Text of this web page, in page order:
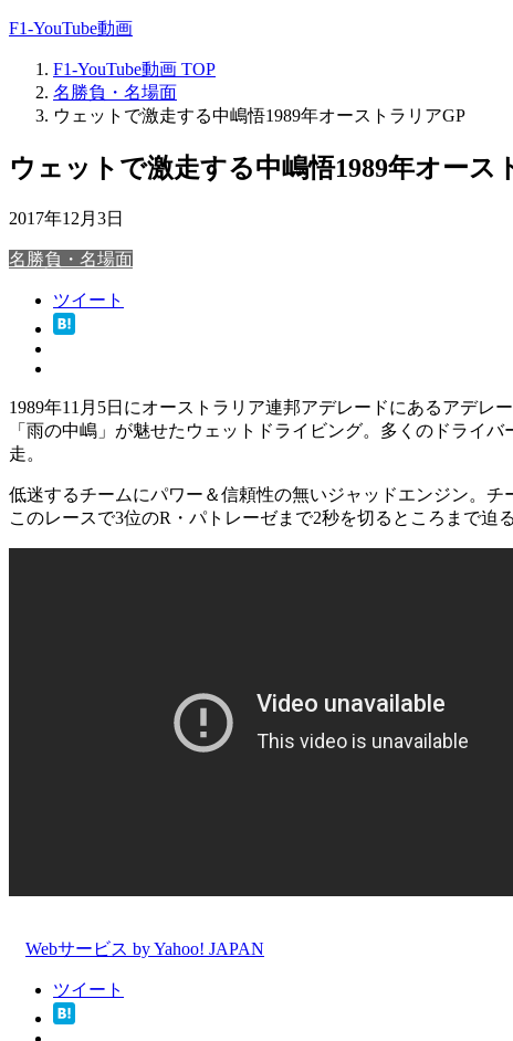
F1-YouTube動画
F1-YouTube動画 TOP
名勝負・名場面
ウェットで激走する中嶋悟1989年オーストラリアGP
ウェットで激走する中嶋悟1989年オース
2017年12月3日
名勝負・名場面
ツイート
1989年11月5日にオーストラリア連邦アデレードにあるアデレ
「雨の中嶋」が魅せたウェットドライビング。多くのドライ
走。
低迷するチームにパワー＆信頼性の無いジャッドエンジン。
このレースで3位のR・パトレーゼまで2秒を切るところまで迫
Webサービス by Yahoo! JAPAN
ツイート